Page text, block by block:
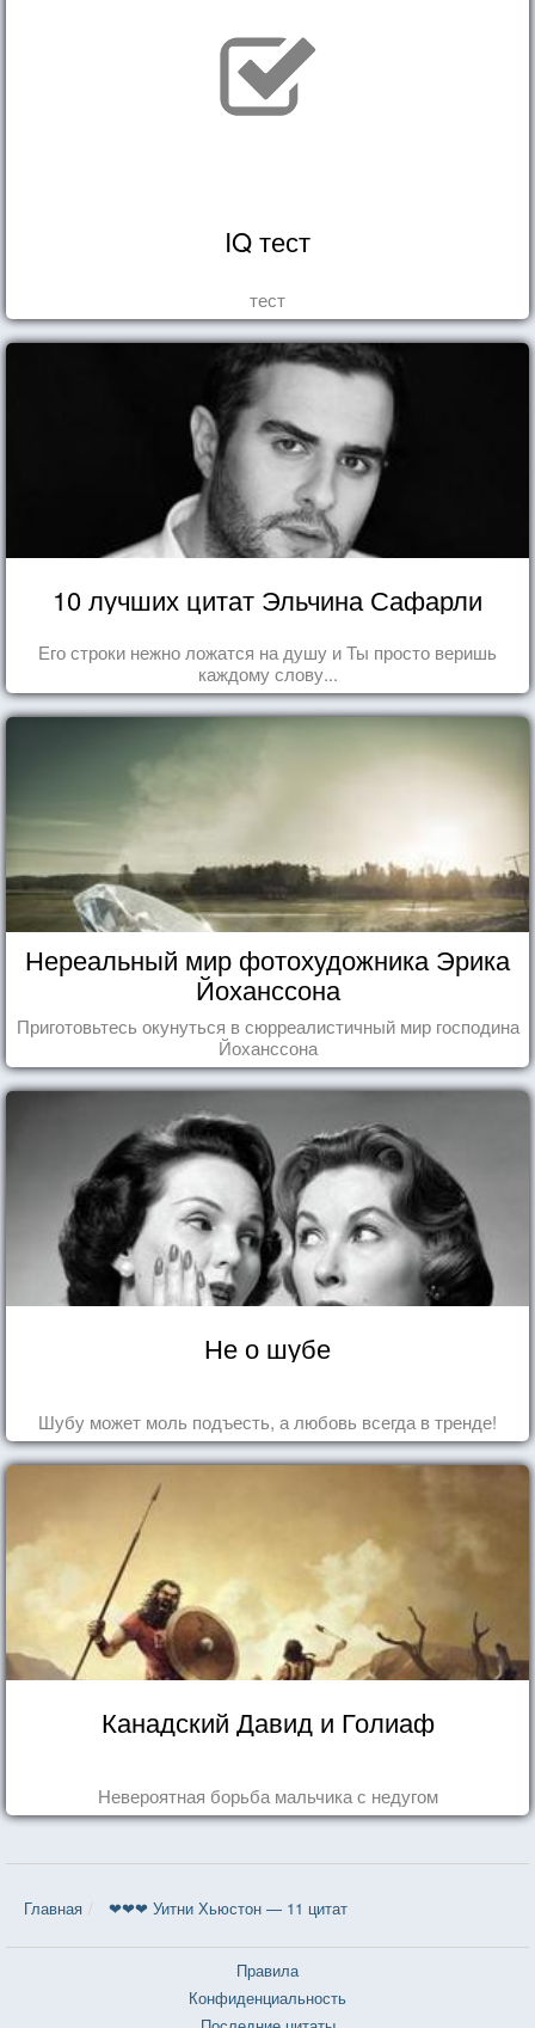
IQ тест
тест
10 лучших цитат Эльчина Сафарли
Его строки нежно ложатся на душу и Ты просто веришь
каждому слову...
Нереальный мир фотохудожника Эрика
Йоханссона
Приготовьтесь окунуться в сюрреалистичный мир господина
Йоханссона
Не о шубе
Шубу может моль подъесть, а любовь всегда в тренде!
Канадский Давид и Голиаф
Невероятная борьба мальчика с недугом
Главная ❤❤❤ Уитни Хьюстон — 11 цитат
Правила
Конфиденциальность